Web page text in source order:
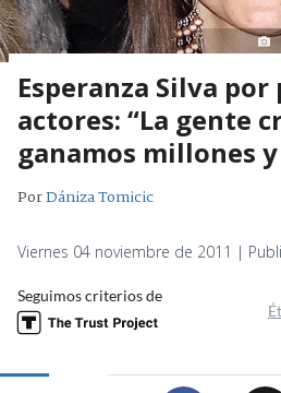
Esperanza Silva por
actores: “La gente
ganamos millones y
PorDániza Tomicic
Viernes 04 noviembre de 2011 |
Seguimos criterios de